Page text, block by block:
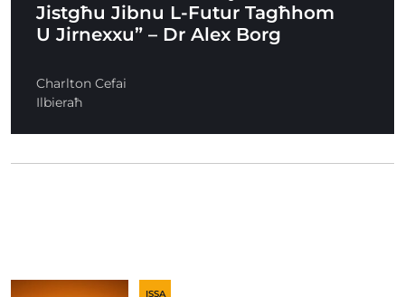
Jistgħu Jibnu L-Futur Tagħhom
U Jirnexxu” – Dr Alex Borg
Charlton Cefai
Ilbieraħ
ISSA